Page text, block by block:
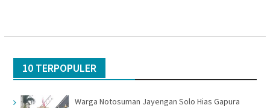
10 TERPOPULER
Warga Notosuman Jayengan Solo Hias Gapura